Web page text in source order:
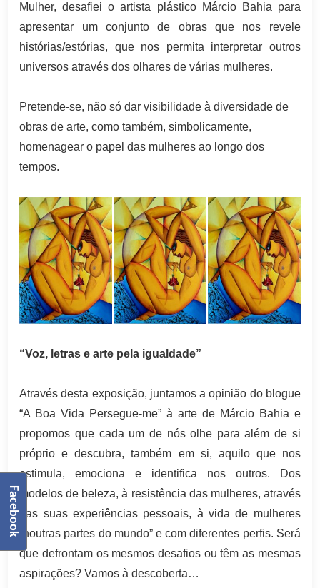
Mulher, desafiei o artista plástico Márcio Bahia para
apresentar um conjunto de obras que nos revele
histórias/estórias, que nos permita interpretar outros
universos através dos olhares de várias mulheres.
Pretende-se, não só dar visibilidade à diversidade de
obras de arte, como também, simbolicamente,
homenagear o papel das mulheres ao longo dos
tempos.
“Voz, letras e arte pela igualdade”
Através desta exposição, juntamos a opinião do blogue
“A Boa Vida Persegue-me” à arte de Márcio Bahia e
propomos que cada um de nós olhe para além de si
próprio e descubra, também em si, aquilo que nos
estimula, emociona e identifica nos outros. Dos
modelos de beleza, à resistência das mulheres, através
das suas experiências pessoais, à vida de mulheres
“noutras partes do mundo” e com diferentes perfis. Será
que defrontam os mesmos desafios ou têm as mesmas
aspirações? Vamos à descoberta…
Facebook